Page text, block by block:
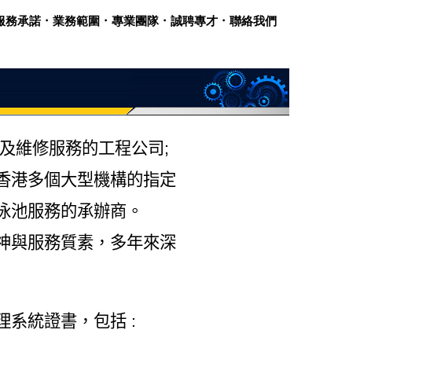
務承諾． 業務範圍 ． 專業團隊． 誠聘專才． 聯絡我們
維修服務的工程公司 ;
港多個大型機構的指定
池服務的承辦商。
與服務質素，多年來深
系統證書，包括: